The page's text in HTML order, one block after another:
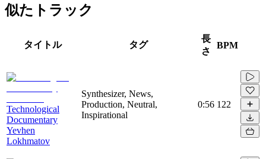
似たトラック
タイトル タグ
長
さ
BPM
Technological
Documentary
Yevhen
Lokhmatov
Synthesizer, News,
Production, Neutral,
Inspirational
0:56 122